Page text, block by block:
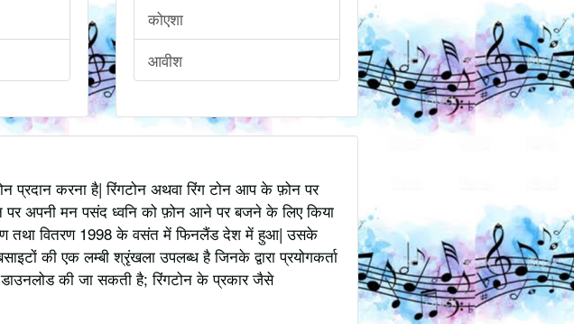
कोएशा
आवीश
प्रदान करना है| रिंगटोन अथवा रिंग टोन आप के फ़ोन पर
अपनी मन पसंद ध्वनि को फ़ोन आने पर बजने के लिए किया
तथा वितरण 1998 के वसंत में फिनलैंड देश में हुआ| उसके
की एक लम्बी श्रृंखला उपलब्ध है जिनके द्वारा प्रयोगकर्ता
की जा सकती है; रिंगटोन के प्रकार जैसे